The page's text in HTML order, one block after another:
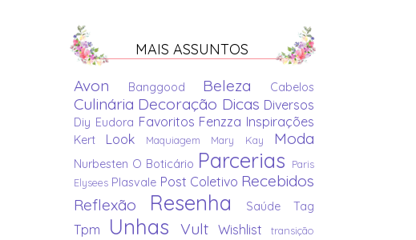
MAIS ASSUNTOS
Avon Banggood Beleza Cabelos
Culinária Decoração Dicas Diversos
Diy Eudora Favoritos Fenzza Inspirações
Kert Look Maquiagem Mary Kay Moda
Nurbesten O Boticário Parcerias
Paris
Elysees Plasvale Post Coletivo Recebidos
Reflexão
Resenha Saúde Tag
Tpm Unhas Vult Wishlist
transição